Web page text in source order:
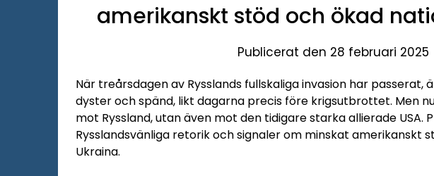
amerikanskt stöd och ökad
Publicerat den 28 februari 2025
När treårsdagen av Rysslands fullskaliga invasion har passerat,
dyster och spänd, likt dagarna precis före krigsutbrottet. Men
mot Ryssland, utan även mot den tidigare starka allierade USA.
Rysslandsvänliga retorik och signaler om minskat amerikanskt
Ukraina.